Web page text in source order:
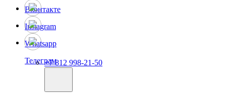
Вконтакте
Instagram
Whatsapp
Телеграм+7 812 998-21-50